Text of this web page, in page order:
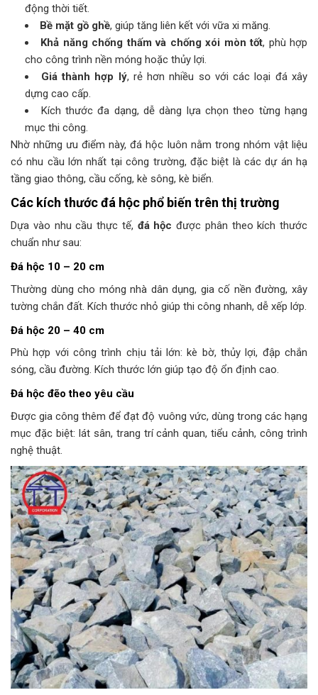
động thời tiết.
Bề mặt gồ ghề, giúp tăng liên kết với vữa xi măng.
Khả năng chống thấm và chống xói mòn tốt, phù hợp
cho công trình nền móng hoặc thủy lợi.
Giá thành hợp lý, rẻ hơn nhiều so với các loại đá xây
dựng cao cấp.
Kích thước đa dạng, dễ dàng lựa chọn theo từng hạng
mục thi công.
Nhờ những ưu điểm này, đá hộc luôn nằm trong nhóm vật liệu
có nhu cầu lớn nhất tại công trường, đặc biệt là các dự án hạ
tầng giao thông, cầu cống, kè sông, kè biển.
Các kích thước đá hộc phổ biến trên thị trường
Dựa vào nhu cầu thực tế, đá hộc được phân theo kích thước
chuẩn như sau:
Đá hộc 10 – 20 cm
Thường dùng cho móng nhà dân dụng, gia cố nền đường, xây
tường chắn đất. Kích thước nhỏ giúp thi công nhanh, dễ xếp lớp.
Đá hộc 20 – 40 cm
Phù hợp với công trình chịu tải lớn: kè bờ, thủy lợi, đập chắn
sóng, cầu đường. Kích thước lớn giúp tạo độ ổn định cao.
Đá hộc đẽo theo yêu cầu
Được gia công thêm để đạt độ vuông vức, dùng trong các hạng
mục đặc biệt: lát sân, trang trí cảnh quan, tiểu cảnh, công trình
nghệ thuật.